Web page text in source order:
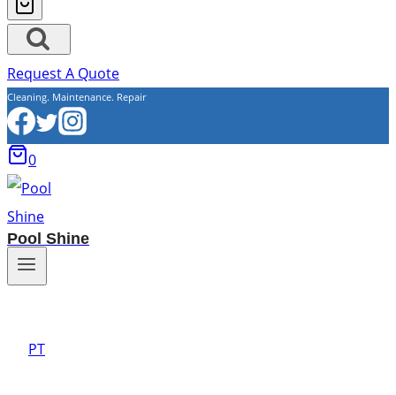
Request A Quote
Cleaning. Maintenance. Repair
0
Pool Shine
PT